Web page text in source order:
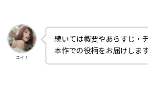
ユイナ
続いては概要やあらすじ・
本作での役柄をお届けします